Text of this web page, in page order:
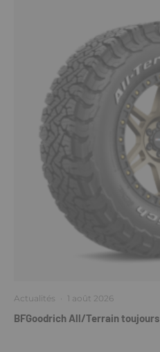
Actualités · 1 août 2026
BFGoodrich All/Terrain toujours